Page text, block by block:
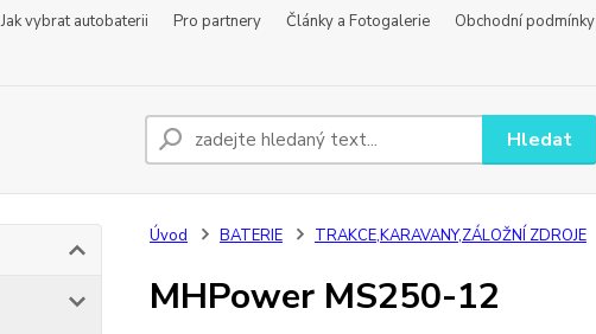
Jak vybrat autobaterii Pro partnery Články a Fotogalerie Obchodní podmínky
Hledat
Úvod BATERIE TRAKCE,KARAVANY,ZÁLOŽNÍ ZDROJE
MHPower MS250-12